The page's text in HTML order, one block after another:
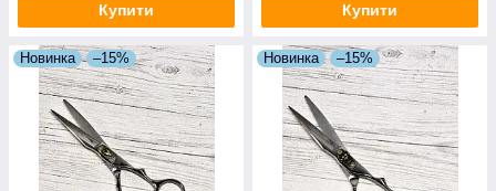
Купити Купити
Новинка –15% Новинка –15%